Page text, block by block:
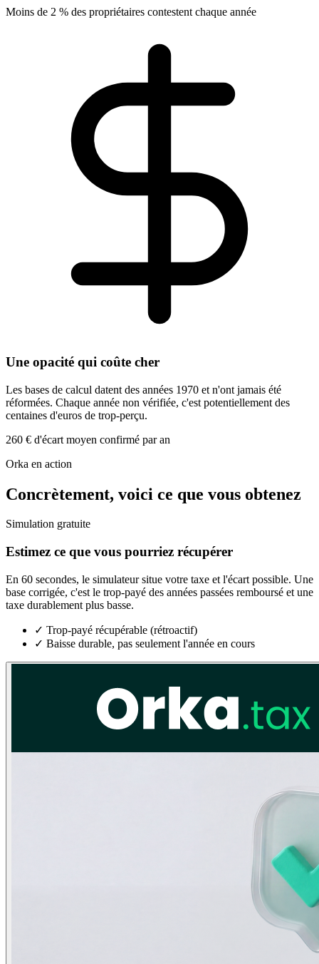
Moins de 2 % des propriétaires contestent chaque année
Une opacité qui coûte cher
Les bases de calcul datent des années 1970 et n'ont jamais été
réformées. Chaque année non vérifiée, c'est potentiellement des
centaines d'euros de trop-perçu.
260 € d'écart moyen confirmé par an
Orka en action
Concrètement, voici ce que vous obtenez
Simulation gratuite
Estimez ce que vous pourriez récupérer
En 60 secondes, le simulateur situe votre taxe et l'écart possible. Une
base corrigée, c'est le trop-payé des années passées remboursé et une
taxe durablement plus basse.
✓ Trop-payé récupérable (rétroactif)
✓ Baisse durable, pas seulement l'année en cours